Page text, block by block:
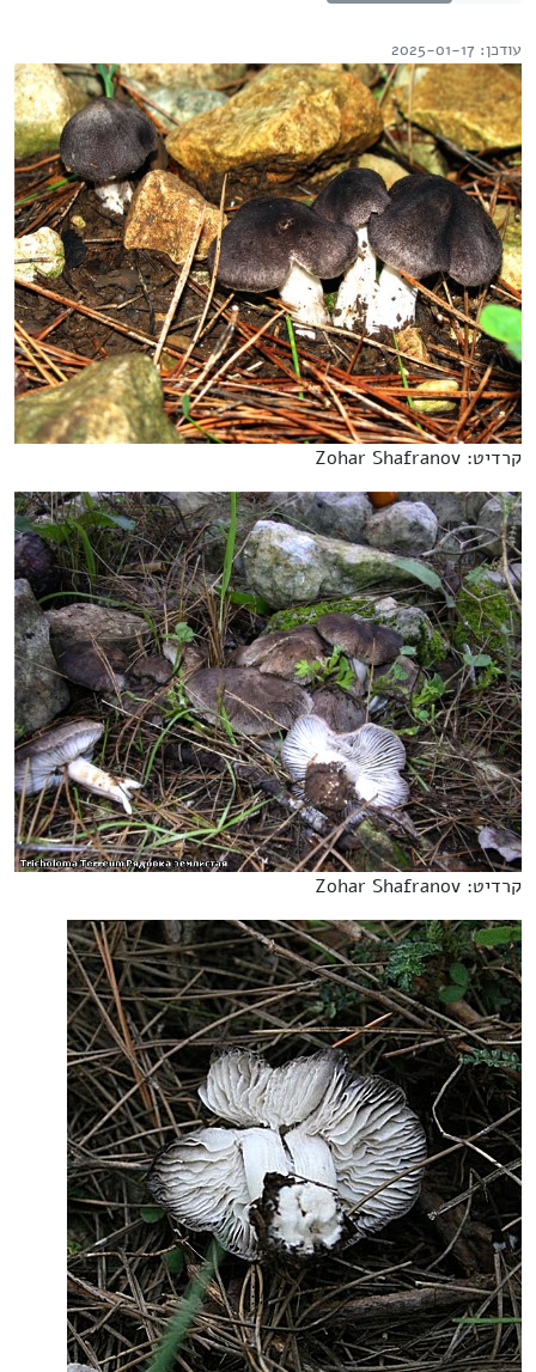
עודכן: 2025-01-17
קרדיט: Zohar Shafranov
קרדיט: Zohar Shafranov